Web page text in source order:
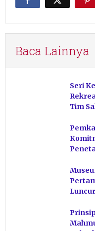
Baca Lainnya
Seri
Tim